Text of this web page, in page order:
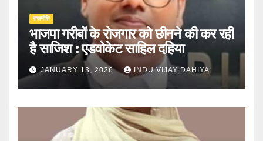
राजनीति
भाजपा गरीबों के रोजगार को छीनने की कर रही
है साजिश : एडवोकेट साहिल दहिया
JANUARY 13, 2026 INDU VIJAY DAHIYA